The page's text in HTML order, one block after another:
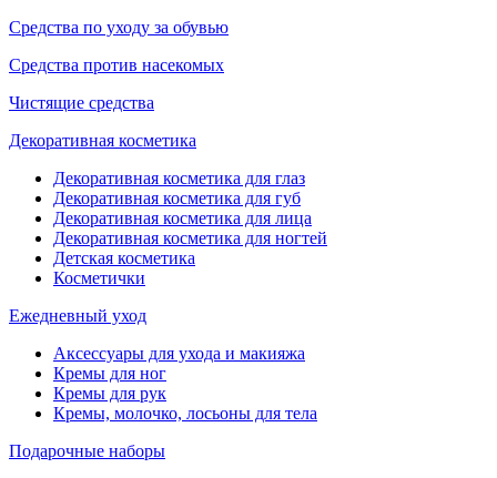
Средства по уходу за обувью
Средства против насекомых
Чистящие средства
Декоративная косметика
Декоративная косметика для глаз
Декоративная косметика для губ
Декоративная косметика для лица
Декоративная косметика для ногтей
Детская косметика
Косметички
Ежедневный уход
Аксессуары для ухода и макияжа
Кремы для ног
Кремы для рук
Кремы, молочко, лосьоны для тела
Подарочные наборы